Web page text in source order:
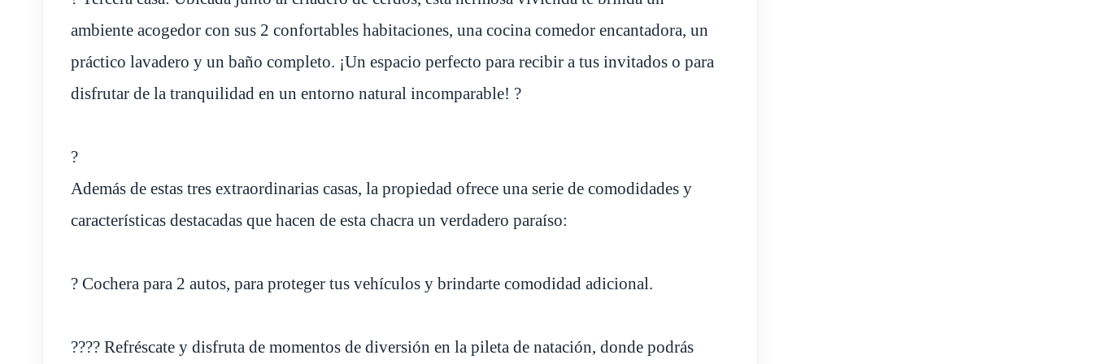
ambiente acogedor con sus 2 confortables habitaciones, una cocina comedor encantadora, un
práctico lavadero y un baño completo. ¡Un espacio perfecto para recibir a tus invitados o para
disfrutar de la tranquilidad en un entorno natural incomparable! ?
?
Además de estas tres extraordinarias casas, la propiedad ofrece una serie de comodidades y
características destacadas que hacen de esta chacra un verdadero paraíso:
? Cochera para 2 autos, para proteger tus vehículos y brindarte comodidad adicional.
???? Refréscate y disfruta de momentos de diversión en la pileta de natación, donde podrás